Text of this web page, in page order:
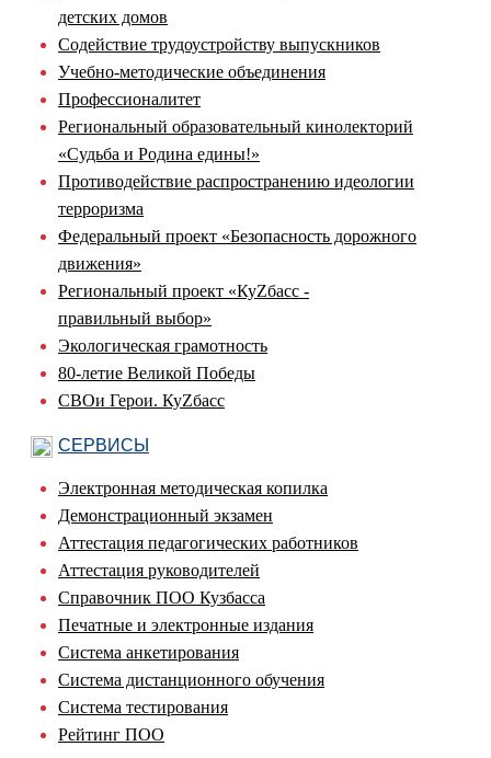
детских домов
Содействие трудоустройству выпускников
Учебно-методические объединения
Профессионалитет
Региональный образовательный кинолекторий
«Судьба и Родина едины!»
Противодействие распространению идеологии
терроризма
Федеральный проект «Безопасность дорожного
движения»
Региональный проект «КуZбасс -
правильный выбор»
Экологическая грамотность
80-летие Великой Победы
СВОи Герои. КуZбасс
СЕРВИСЫ
Электронная методическая копилка
Демонстрационный экзамен
Аттестация педагогических работников
Аттестация руководителей
Справочник ПОО Кузбасса
Печатные и электронные издания
Система анкетирования
Система дистанционного обучения
Система тестирования
Рейтинг ПОО